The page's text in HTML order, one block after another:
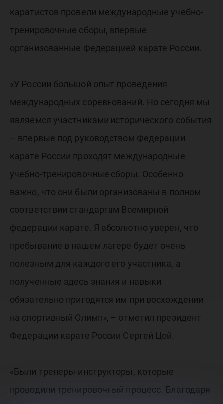
каратистов провели международные учебно-
тренировочные сборы, впервые
организованные Федерацией карате России.
«У России большой опыт проведения
международных соревнований. Но сегодня мы
являемся участниками исторического события
– впервые под руководством Федерации
карате России проходят международные
учебно-тренировочные сборы. Особенно
важно, что они были организованы в полном
соответствии стандартам Всемирной
федерации карате. Я абсолютно уверен, что
пребывание в нашем лагере будет очень
полезным для каждого его участника, а
полученные здесь знания и навыки
обязательно пригодятся им при восхождении
на спортивный Олимп», – отметил президент
Федерации карате России Сергей Цой.
«Были тренеры-инструкторы, которые
проводили тренировочный процесс. Благодаря